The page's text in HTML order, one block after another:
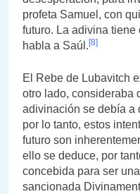
profeta Samuel, con
futuro. La adivina tiene
habla a Saúl. [8]
El Rebe de Lubavitch
otro lado, consideraba
adivinación se debía a
por lo tanto, estos
futuro son
ello se deduce, por
concebida para ser
sancionada